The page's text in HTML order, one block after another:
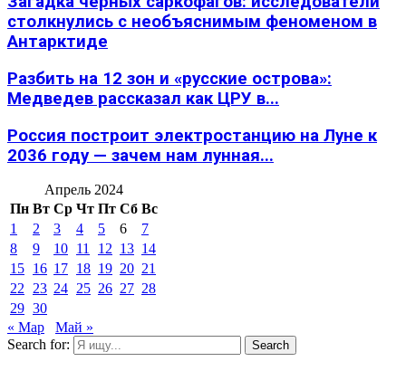
столкнулись с необъяснимым феноменом в
Антарктиде
Разбить на 12 зон и «русские острова»:
Медведев рассказал как ЦРУ в...
Россия построит электростанцию на Луне к
2036 году — зачем нам лунная...
Апрель 2024
Пн Вт Ср Чт Пт Сб Вс
1
2 3 4 5 6
7
8
9 10 11 12 13 14
15 16 17 18 19 20 21
22
23 24 25 26 27 28
29 30
« Мар
Май »
Search for:
Search